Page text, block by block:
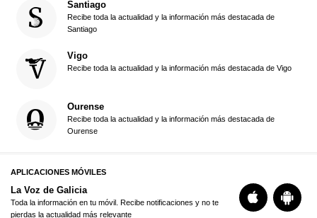
Santiago
Recibe toda la actualidad y la información más destacada de
Santiago
Vigo
Recibe toda la actualidad y la información más destacada de Vigo
Ourense
Recibe toda la actualidad y la información más destacada de
Ourense
APLICACIONES MÓVILES
La Voz de Galicia
Toda la información en tu móvil. Recibe notificaciones y no te
pierdas la actualidad más relevante